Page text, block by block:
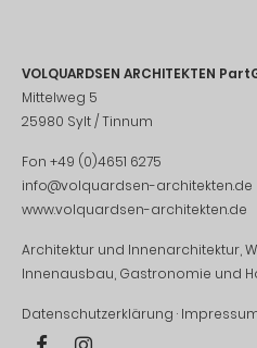
VOLQUARDSEN ARCHITEKTEN
Mittelweg 5
25980 Sylt / Tinnum
Fon +49 (0)4651 6275
info@volquardsen-architekten.de
www.volquardsen-architekten.de
Architektur und Innenarchitektur,
Innenausbau, Gastronomie und
Datenschutzerklärung ·